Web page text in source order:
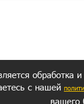
обработка
с нашей
вашего